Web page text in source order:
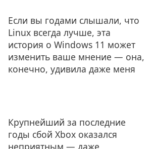
Если вы годами слышали, что
Linux всегда лучше, эта
история о Windows 11 может
изменить ваше мнение — она,
конечно, удивила даже меня
Крупнейший за последние
годы сбой Xbox оказался
неприятным — даже